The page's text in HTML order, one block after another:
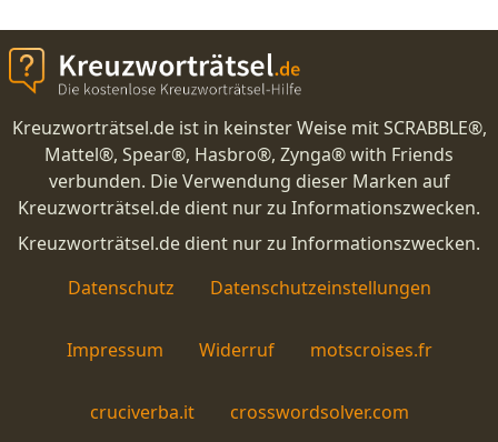
Kreuzworträtsel.de ist in keinster Weise mit SCRABBLE®,
Mattel®, Spear®, Hasbro®, Zynga® with Friends
verbunden. Die Verwendung dieser Marken auf
Kreuzworträtsel.de dient nur zu Informationszwecken.
Kreuzworträtsel.de dient nur zu Informationszwecken.
Datenschutz
Datenschutzeinstellungen
Impressum Widerruf motscroises.fr
cruciverba.it crosswordsolver.com